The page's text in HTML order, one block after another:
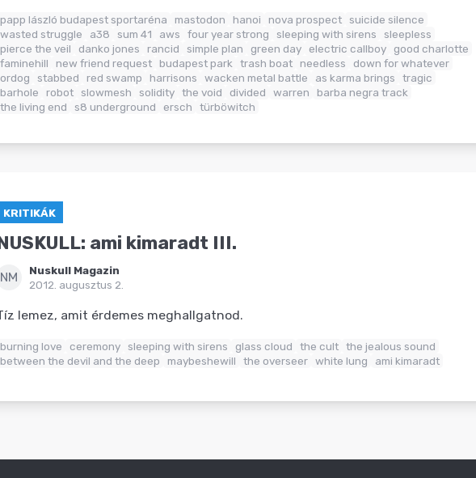
papp lászló budapest sportaréna mastodon hanoi nova prospect suicide silence
wasted struggle
a38 sum 41 aws four year strong sleeping with sirens
sleepless
pierce the veil
danko jones rancid simple plan green day electric callboy
good charlotte
faminehill
new friend request budapest park trash boat needless
down for whatever
ordog
stabbed red swamp harrisons wacken metal battle as karma brings
tragic
barhole
robot slowmesh solidity the void divided warren
barba negra track
the living end
s8 underground ersch türböwitch
KRITIKÁK
ami kimaradt III.
NM
Nuskull Magazin
2012. augusztus 2.
lemez, amit érdemes meghallgatnod.
burning love ceremony sleeping with sirens glass cloud the cult the jealous sound
between the devil and the deep
maybeshewill the overseer white lung ami kimaradt